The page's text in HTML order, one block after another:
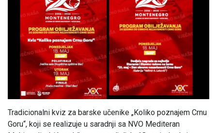
Tradicionalni kviz za barske učenike „Koliko poznajem Crnu
Goru“, koji se realizuje u saradnji sa NVO Mediteran